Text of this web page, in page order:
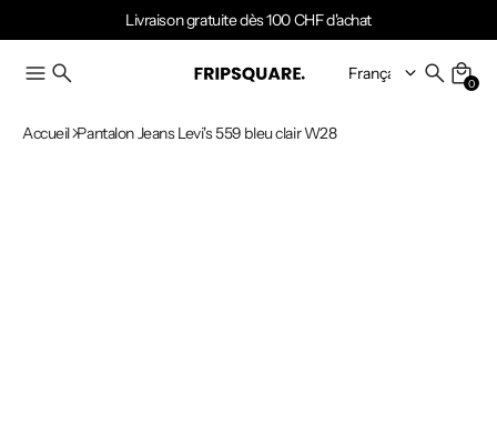
Livraison gratuite dès 100 CHF d'achat
0
Accueil Pantalon Jeans Levi's 559 bleu clair W28